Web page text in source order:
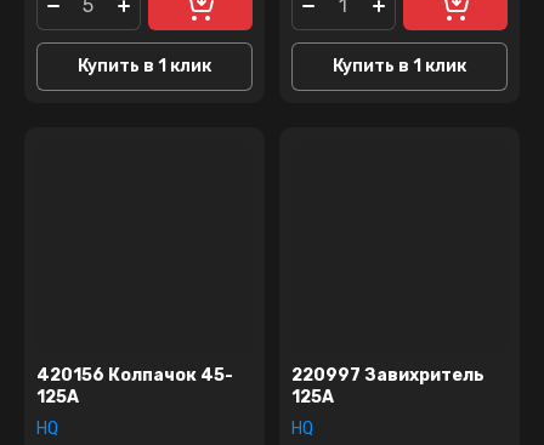
Купить в 1 клик Купить в 1 клик
420156 Колпачок 45-
125А
HQ
220997 Завихритель
125А
HQ